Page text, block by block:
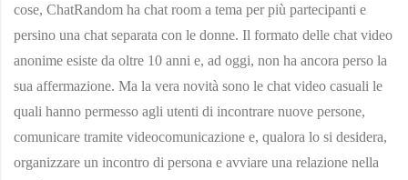
cose, ChatRandom ha chat room a tema per più partecipanti e
persino una chat separata con le donne. Il formato delle chat video
anonime esiste da oltre 10 anni e, ad oggi, non ha ancora perso la
sua affermazione. Ma la vera novità sono le chat video casuali le
quali hanno permesso agli utenti di incontrare nuove persone,
comunicare tramite videocomunicazione e, qualora lo si desidera,
organizzare un incontro di persona e avviare una relazione nella